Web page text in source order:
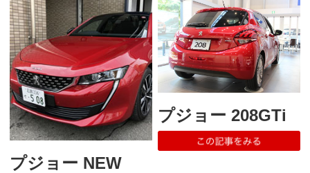
プジョー NEW
プジョー 208GTi